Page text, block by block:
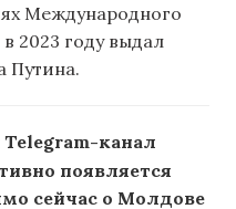
Международного
2023 году выдал
Путина.
канал
появляется
сейчас о Молдове